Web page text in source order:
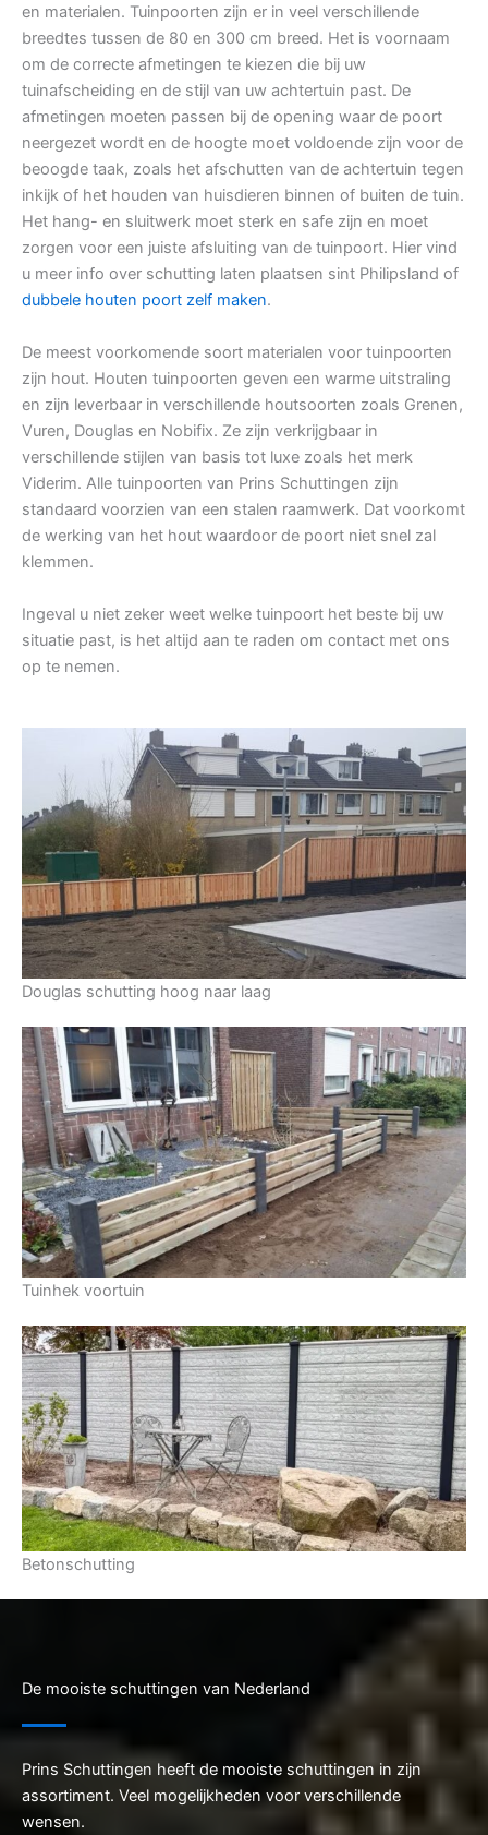
en materialen. Tuinpoorten zijn er in veel verschillende
breedtes tussen de 80 en 300 cm breed. Het is voornaam
om de correcte afmetingen te kiezen die bij uw
tuinafscheiding en de stijl van uw achtertuin past. De
afmetingen moeten passen bij de opening waar de poort
neergezet wordt en de hoogte moet voldoende zijn voor de
beoogde taak, zoals het afschutten van de achtertuin tegen
inkijk of het houden van huisdieren binnen of buiten de tuin.
Het hang- en sluitwerk moet sterk en safe zijn en moet
zorgen voor een juiste afsluiting van de tuinpoort. Hier vind
u meer info over schutting laten plaatsen sint Philipsland of
dubbele houten poort zelf maken.
De meest voorkomende soort materialen voor tuinpoorten
zijn hout. Houten tuinpoorten geven een warme uitstraling
en zijn leverbaar in verschillende houtsoorten zoals Grenen,
Vuren, Douglas en Nobifix. Ze zijn verkrijgbaar in
verschillende stijlen van basis tot luxe zoals het merk
Viderim. Alle tuinpoorten van Prins Schuttingen zijn
standaard voorzien van een stalen raamwerk. Dat voorkomt
de werking van het hout waardoor de poort niet snel zal
klemmen.
Ingeval u niet zeker weet welke tuinpoort het beste bij uw
situatie past, is het altijd aan te raden om contact met ons
op te nemen.
Douglas schutting hoog naar laag
Tuinhek voortuin
Betonschutting
De mooiste schuttingen van Nederland
Prins Schuttingen heeft de mooiste schuttingen in zijn
assortiment. Veel mogelijkheden voor verschillende
wensen.